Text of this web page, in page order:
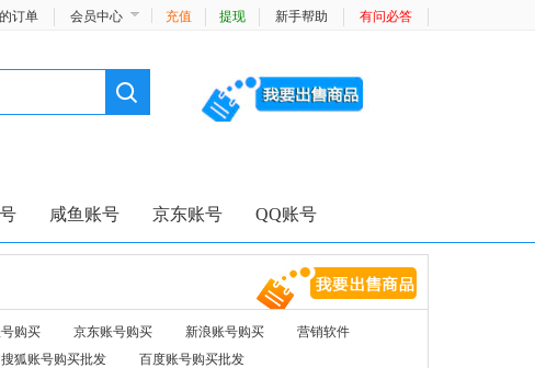
订单 会员中心 充值 提现 新手帮助 有问必答
咸鱼账号 京东账号 QQ账号
购买 京东账号购买 新浪账号购买
营销软件
搜狐账号购买批发
百度账号购买批发